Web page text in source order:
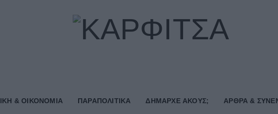
& ΟΙΚΟΝΟΜΙΑ ΠΑΡΑΠΟΛΙΤΙΚΑ ΔΗΜΑΡΧE ΑΚΟΥΣ; ΑΡΘΡΑ &